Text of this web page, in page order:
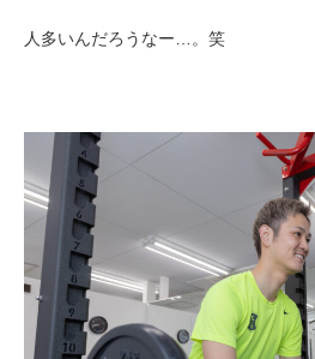
人多いんだろうなー…。笑